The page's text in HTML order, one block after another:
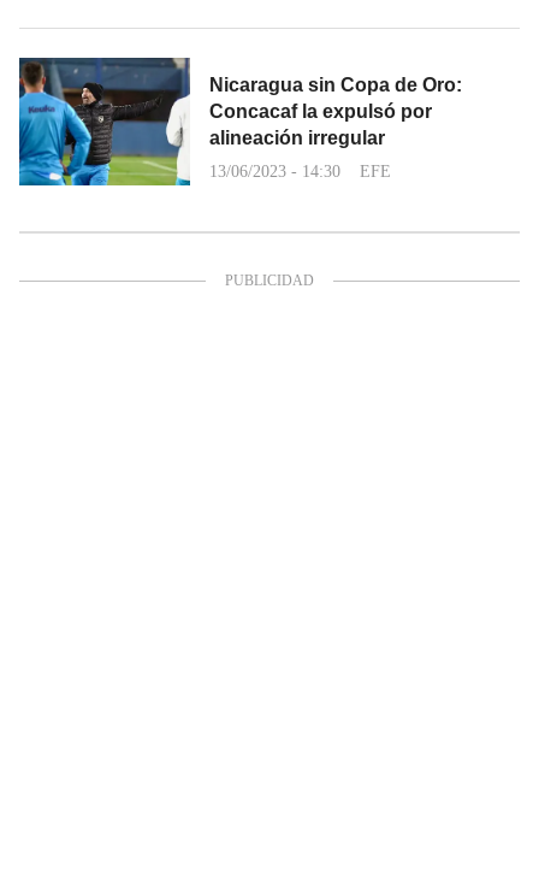
Nicaragua sin Copa de Oro:
Concacaf la expulsó por
alineación irregular
13/06/2023 - 14:30 EFE